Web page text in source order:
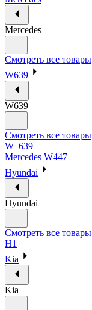
Mercedes
Смотреть все товары
W639
W639
Смотреть все товары
W_639
Mercedes W447
Hyundai
Hyundai
Смотреть все товары
H1
Kia
Kia